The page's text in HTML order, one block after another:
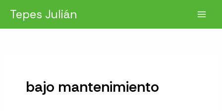
contenido
Tepes Julián
bajo mantenimiento